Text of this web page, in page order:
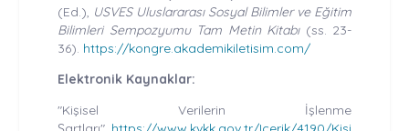
(Ed.), USVES Uluslararası Sosyal Bilimler ve Eğitim
Bilimleri Sempozyumu Tam Metin Kitabı(ss. 23-
36). https://kongre.akademikiletisim.com/
Elektronik Kaynaklar:
"Kişisel Verilerin İşlenme